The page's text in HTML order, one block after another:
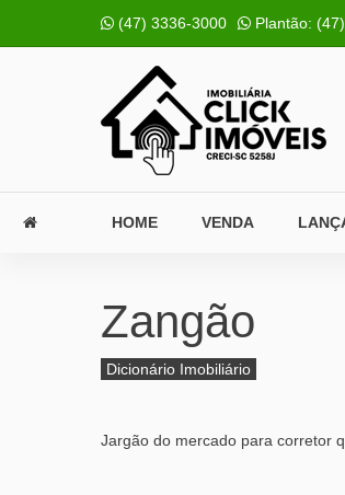
(47) 3336-3000 Plantão:
HOME VENDA
Zangão
Dicionário Imobiliário
Jargão do mercado para corretor